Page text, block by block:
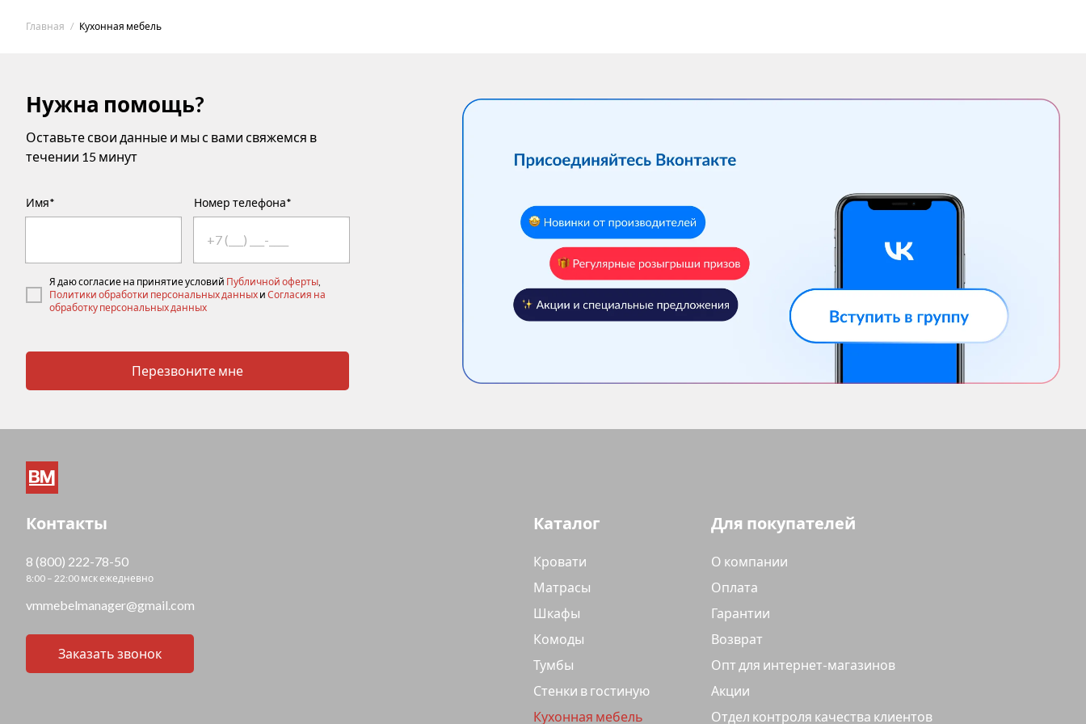
Главная Кухонная мебель
Нужна помощь?
Оставьте свои данные и мы с вами свяжемся в
течении 15 минут
Имя* Номер телефона*
Я даю согласие на принятие условий Публичной оферты,
Политики обработки персональных данных и Согласия на
обработку персональных данных
Перезвоните мне
Контакты
8 (800) 222-78-50
8:00 – 22:00 мск ежедневно
vmmebelmanager@gmail.com
Заказать звонок
Каталог
Кровати
Матрасы
Шкафы
Комоды
Тумбы
Стенки в гостиную
Кухонная мебель
Для покупателей
О компании
Оплата
Гарантии
Возврат
Опт для интернет-магазинов
Акции
Отдел контроля качества клиентов